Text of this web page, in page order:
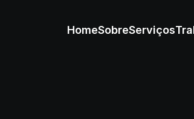
HomeSobreServiços